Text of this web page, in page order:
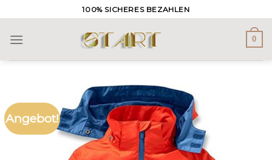
to
content
100% SICHERES BEZAHLEN
0
Angebot!